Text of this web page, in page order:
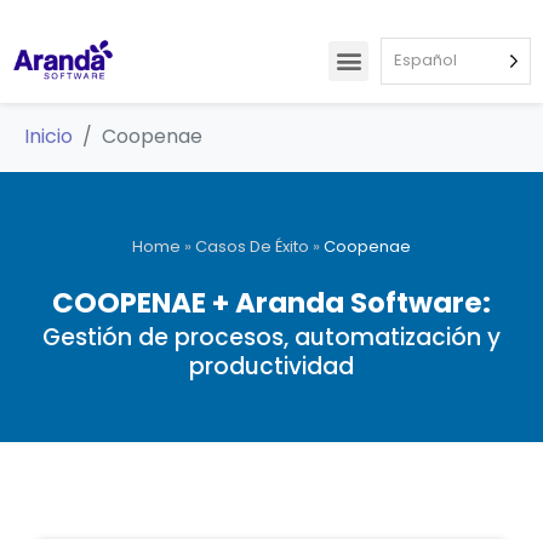
Español
Inicio Coopenae
Home »Casos De Éxito »Coopenae
COOPENAE + Aranda Software:
Gestión de procesos, automatización y
productividad